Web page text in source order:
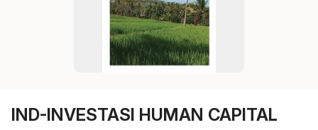
IND-INVESTASI HUMAN CAPITAL